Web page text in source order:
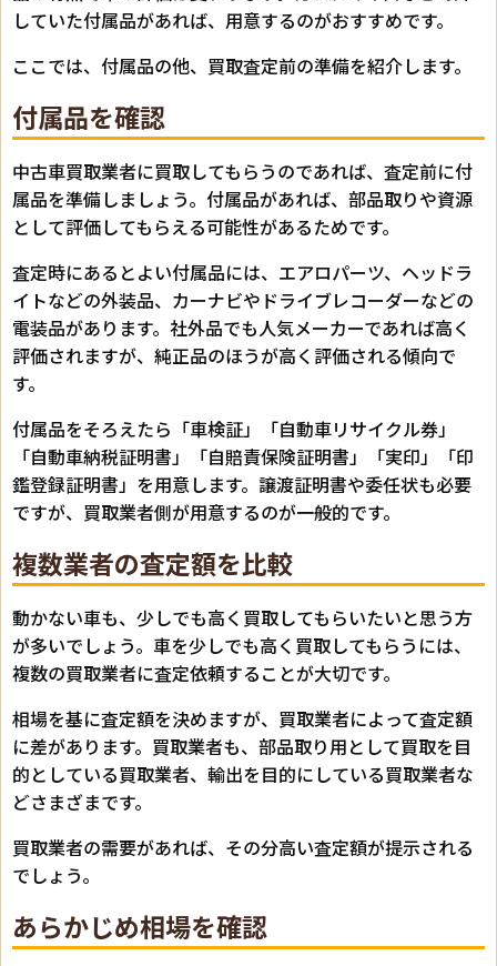
していた付属品があれば、用意するのがおすすめです。
ここでは、付属品の他、買取査定前の準備を紹介します。
付属品を確認
中古車買取業者に買取してもらうのであれば、査定前に付
属品を準備しましょう。付属品があれば、部品取りや資源
として評価してもらえる可能性があるためです。
査定時にあるとよい付属品には、エアロパーツ、ヘッドラ
イトなどの外装品、カーナビやドライブレコーダーなどの
電装品があります。社外品でも人気メーカーであれば高く
評価されますが、純正品のほうが高く評価される傾向で
す。
付属品をそろえたら「車検証」「自動車リサイクル券」
「自動車納税証明書」「自賠責保険証明書」「実印」「印
鑑登録証明書」を用意します。譲渡証明書や委任状も必要
ですが、買取業者側が用意するのが一般的です。
複数業者の査定額を比較
動かない車も、少しでも高く買取してもらいたいと思う方
が多いでしょう。車を少しでも高く買取してもらうには、
複数の買取業者に査定依頼することが大切です。
相場を基に査定額を決めますが、買取業者によって査定額
に差があります。買取業者も、部品取り用として買取を目
的としている買取業者、輸出を目的にしている買取業者な
どさまざまです。
買取業者の需要があれば、その分高い査定額が提示される
でしょう。
あらかじめ相場を確認